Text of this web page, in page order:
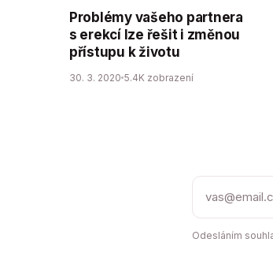
Problémy vašeho partnera
s erekcí lze řešit i změnou
přístupu k životu
30. 3. 2020 5.4K zobrazení
Odesláním